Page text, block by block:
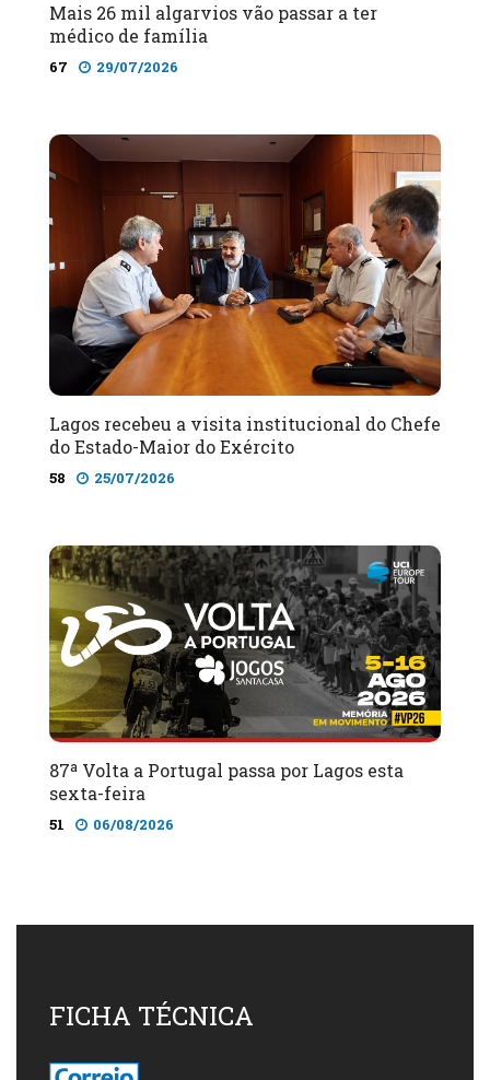
Mais 26 mil algarvios vão passar a ter
médico de família
67 29/07/2026
Lagos recebeu a visita institucional do Chefe
do Estado-Maior do Exército
58 25/07/2026
87ª Volta a Portugal passa por Lagos esta
sexta-feira
51 06/08/2026
FICHA TÉCNICA